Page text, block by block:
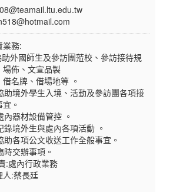
業務:
外國師生及參訪團蒞校、參訪接待規
場佈、文宣品製
借名牌、借場地等 。
助境外學生入境、活動及參訪團各項接
。
內器材設備管控 。
錄境外生與處內各項活動 。
助各項公文收送工作全般事宜。
時交辦事項。
:處內行政業務
人:蔡長廷